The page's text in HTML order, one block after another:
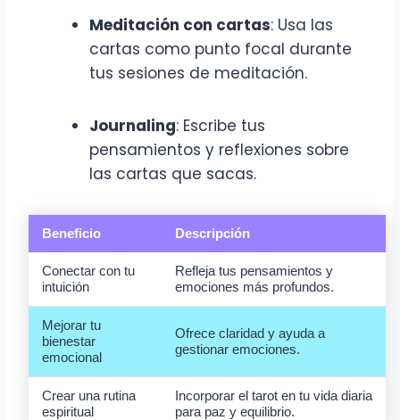
Meditación con cartas: Usa las
cartas como punto focal durante
tus sesiones de meditación.
Journaling: Escribe tus
pensamientos y reflexiones sobre
las cartas que sacas.
Beneficio Descripción
Conectar con tu
intuición
Refleja tus pensamientos y
emociones más profundos.
Mejorar tu
bienestar
emocional
Ofrece claridad y ayuda a
gestionar emociones.
Crear una rutina
espiritual
Incorporar el tarot en tu vida diaria
para paz y equilibrio.